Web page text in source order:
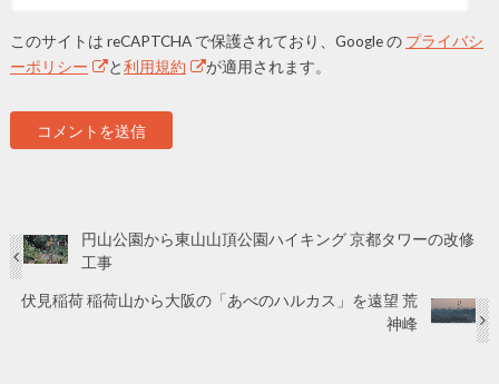
このサイトは reCAPTCHA で保護されており、Google の プライバシ
ーポリシー
と利用規約 が適用されます。
円山公園から東山山頂公園ハイキング 京都タワーの改修
工事
伏見稲荷 稲荷山から大阪の「あべのハルカス」を遠望 荒
神峰